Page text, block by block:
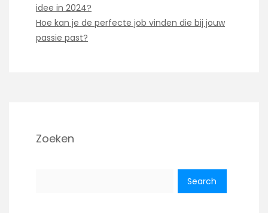
idee in 2024?
Hoe kan je de perfecte job vinden die bij jouw
passie past?
Zoeken